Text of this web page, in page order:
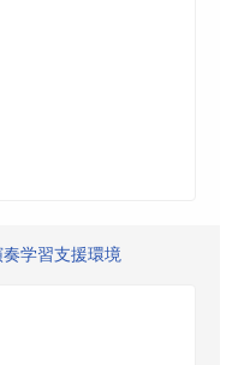
学習支援環境